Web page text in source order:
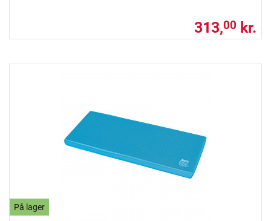
313,00 kr.
På lager